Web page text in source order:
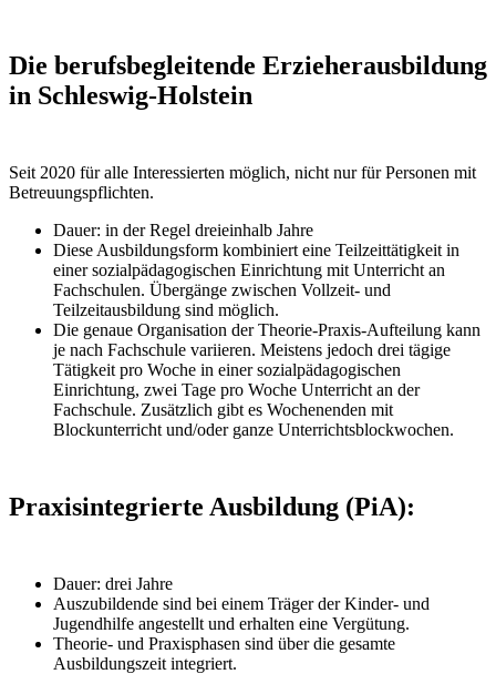
Die berufsbegleitende Erzieherausbildung
in Schleswig-Holstein
Seit 2020 für alle Interessierten möglich, nicht nur für Personen mit
Betreuungspflichten.
Dauer: in der Regel dreieinhalb Jahre
Diese Ausbildungsform kombiniert eine Teilzeittätigkeit in
einer sozialpädagogischen Einrichtung mit Unterricht an
Fachschulen. Übergänge zwischen Vollzeit- und
Teilzeitausbildung sind möglich.
Die genaue Organisation der Theorie-Praxis-Aufteilung kann
je nach Fachschule variieren. Meistens jedoch drei tägige
Tätigkeit pro Woche in einer sozialpädagogischen
Einrichtung, zwei Tage pro Woche Unterricht an der
Fachschule. Zusätzlich gibt es Wochenenden mit
Blockunterricht und/oder ganze Unterrichtsblockwochen.
Praxisintegrierte Ausbildung (PiA):
Dauer: drei Jahre
Auszubildende sind bei einem Träger der Kinder- und
Jugendhilfe angestellt und erhalten eine Vergütung.
Theorie- und Praxisphasen sind über die gesamte
Ausbildungszeit integriert.